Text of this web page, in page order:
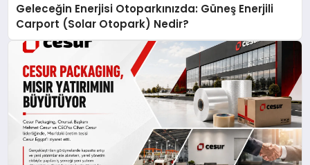
Geleceğin Enerjisi Otoparkınızda: Güneş Enerjili
Carport (Solar Otopark) Nedir?